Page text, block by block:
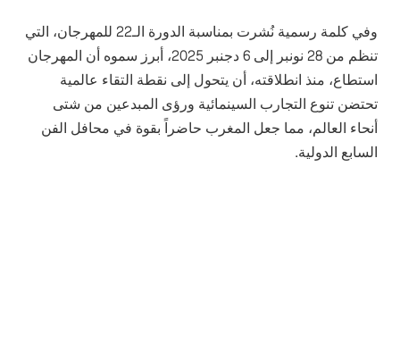
وفي كلمة رسمية نُشرت بمناسبة الدورة الـ22 للمهرجان، التي
تنظم من 28 نونبر إلى 6 دجنبر 2025، أبرز سموه أن المهرجان
استطاع، منذ انطلاقته، أن يتحول إلى نقطة التقاء عالمية
تحتضن تنوع التجارب السينمائية ورؤى المبدعين من شتى
أنحاء العالم، مما جعل المغرب حاضراً بقوة في محافل الفن
السابع الدولية.